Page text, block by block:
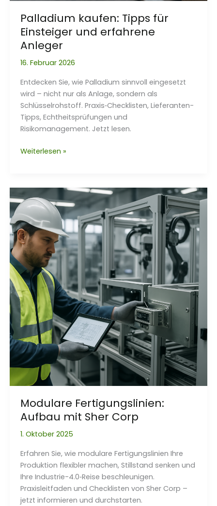
Palladium kaufen: Tipps für
Einsteiger und erfahrene
Anleger
16. Februar 2026
Entdecken Sie, wie Palladium sinnvoll eingesetzt
wird – nicht nur als Anlage, sondern als
Schlüsselrohstoff. Praxis‑Checklisten, Lieferanten-
Tipps, Echtheitsprüfungen und
Risikomanagement. Jetzt lesen.
Palladium
für
Einsteiger
und
erfahrene
Anleger
Weiterlesen »
Modulare Fertigungslinien:
Aufbau mit Sher Corp
1. Oktober 2025
Erfahren Sie, wie modulare Fertigungslinien Ihre
Produktion flexibler machen, Stillstand senken und
Ihre Industrie-4.0‑Reise beschleunigen.
Praxisleitfaden und Checklisten von Sher Corp –
jetzt informieren und durchstarten.